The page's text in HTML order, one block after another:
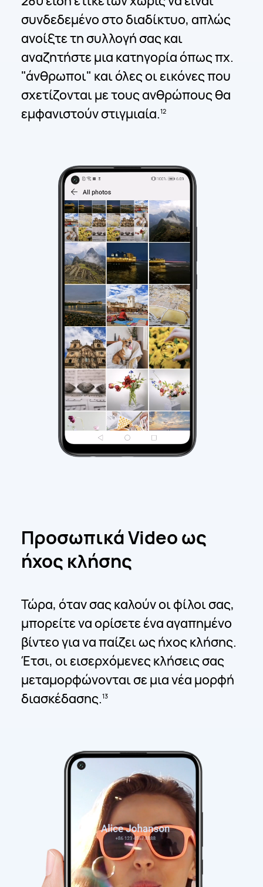
συνδεδεμένο στο διαδίκτυο, απλώς
ανοίξτε τη συλλογή σας και
αναζητήστε μια κατηγορία όπως πχ.
"άνθρωποι" και όλες οι εικόνες που
σχετίζονται με τους ανθρώπους θα
εμφανιστούν στιγμιαία.12
Προσωπικά Video ως
ήχος κλήσης
Τώρα, όταν σας καλούν οι φίλοι σας,
μπορείτε να ορίσετε ένα αγαπημένο
βίντεο για να παίζει ως ήχος κλήσης.
Έτσι, οι εισερχόμενες κλήσεις σας
μεταμορφώνονται σε μια νέα μορφή
διασκέδασης.13